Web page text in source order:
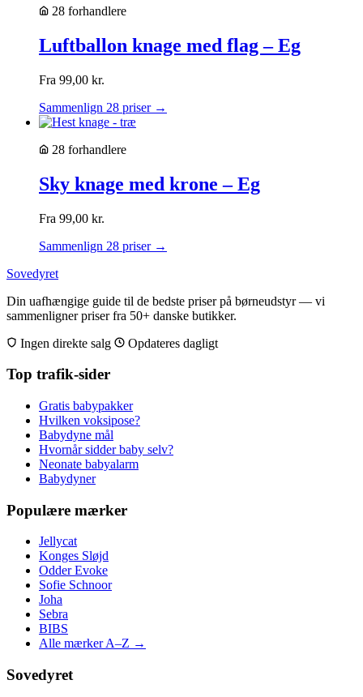
28 forhandlere
Luftballon knage med flag – Eg
Fra 99,00 kr.
Sammenlign 28 priser →
28 forhandlere
Sky knage med krone – Eg
Fra 99,00 kr.
Sammenlign 28 priser →
Sovedyret
Din uafhængige guide til de bedste priser på børneudstyr — vi
sammenligner priser fra 50+ danske butikker.
Ingen direkte salg
Opdateres dagligt
Top trafik-sider
Gratis babypakker
Hvilken voksipose?
Babydyne mål
Hvornår sidder baby selv?
Neonate babyalarm
Babydyner
Populære mærker
Jellycat
Konges Sløjd
Odder Evoke
Sofie Schnoor
Joha
Sebra
BIBS
Alle mærker A–Z →
Sovedyret